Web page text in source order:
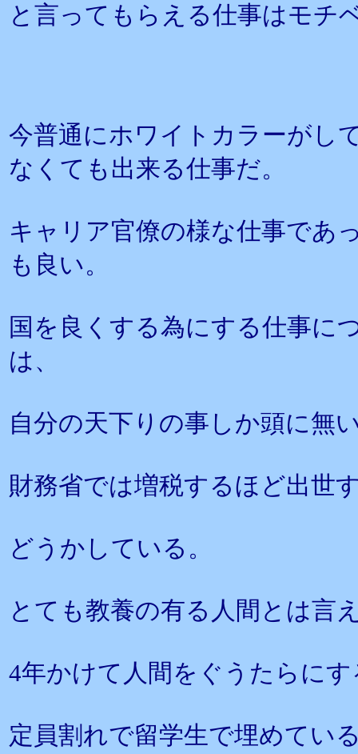
と言ってもらえる仕事はモチ
今普通にホワイトカラーがし
なくても出来る仕事だ。
キャリア官僚の様な仕事であ
も良い。
国を良くする為にする仕事に
は、
自分の天下りの事しか頭に無
財務省では増税するほど出世
どうかしている。
とても教養の有る人間とは言
4年かけて人間をぐうたらに
定員割れで留学生で埋めてい